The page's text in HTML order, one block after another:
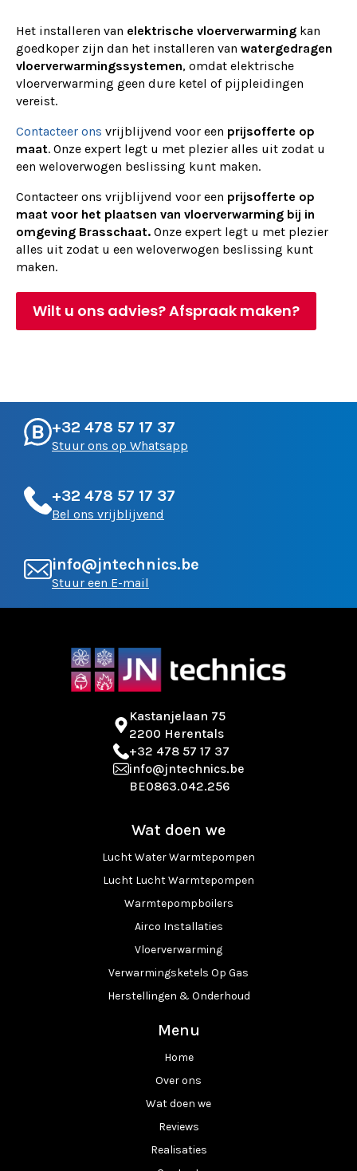
Het installeren van elektrische vloerverwarming kan
goedkoper zijn dan het installeren van watergedragen
vloerverwarmingssystemen, omdat elektrische
vloerverwarming geen dure ketel of pijpleidingen
vereist.
Contacteer ons vrijblijvend voor een prijsofferte op
maat. Onze expert legt u met plezier alles uit zodat u
een weloverwogen beslissing kunt maken.
Contacteer ons vrijblijvend voor een prijsofferte op
maat voor het plaatsen van vloerverwarming bij in
omgeving Brasschaat. Onze expert legt u met plezier
alles uit zodat u een weloverwogen beslissing kunt
maken.
Wilt u ons advies? Afspraak maken?
+32 478 57 17 37
Stuur ons op Whatsapp
+32 478 57 17 37
Bel ons vrijblijvend
info@jntechnics.be
Stuur een E-mail
Kastanjelaan 75
2200 Herentals
+32 478 57 17 37
info@jntechnics.be
BE0863.042.256
Wat doen we
Lucht Water Warmtepompen
Lucht Lucht Warmtepompen
Warmtepompboilers
Airco Installaties
Vloerverwarming
Verwarmingsketels Op Gas
Herstellingen & Onderhoud
Menu
Home
Over ons
Wat doen we
Reviews
Realisaties